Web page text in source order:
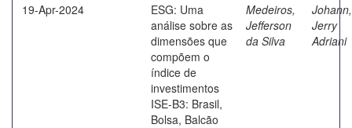
19-Apr-2024
ESG: Uma
análise sobre as
dimensões que
compõem o
índice de
investimentos
ISE-B3: Brasil,
Bolsa, Balcão
Medeiros,
Jefferson
da Silva
Johann,
Jerry
Adriani